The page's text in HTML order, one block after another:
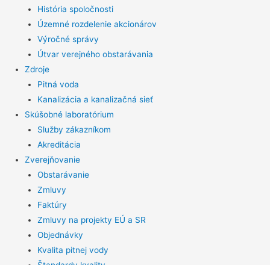
História spoločnosti
Územné rozdelenie akcionárov
Výročné správy
Útvar verejného obstarávania
Zdroje
Pitná voda
Kanalizácia a kanalizačná sieť
Skúšobné laboratórium
Služby zákazníkom
Akreditácia
Zverejňovanie
Obstarávanie
Zmluvy
Faktúry
Zmluvy na projekty EÚ a SR
Objednávky
Kvalita pitnej vody